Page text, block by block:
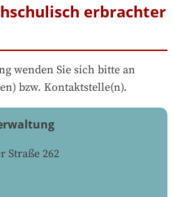
erbrachter
wenden Sie sich bitte an
bzw. Kontaktstelle(n).
Straße 262